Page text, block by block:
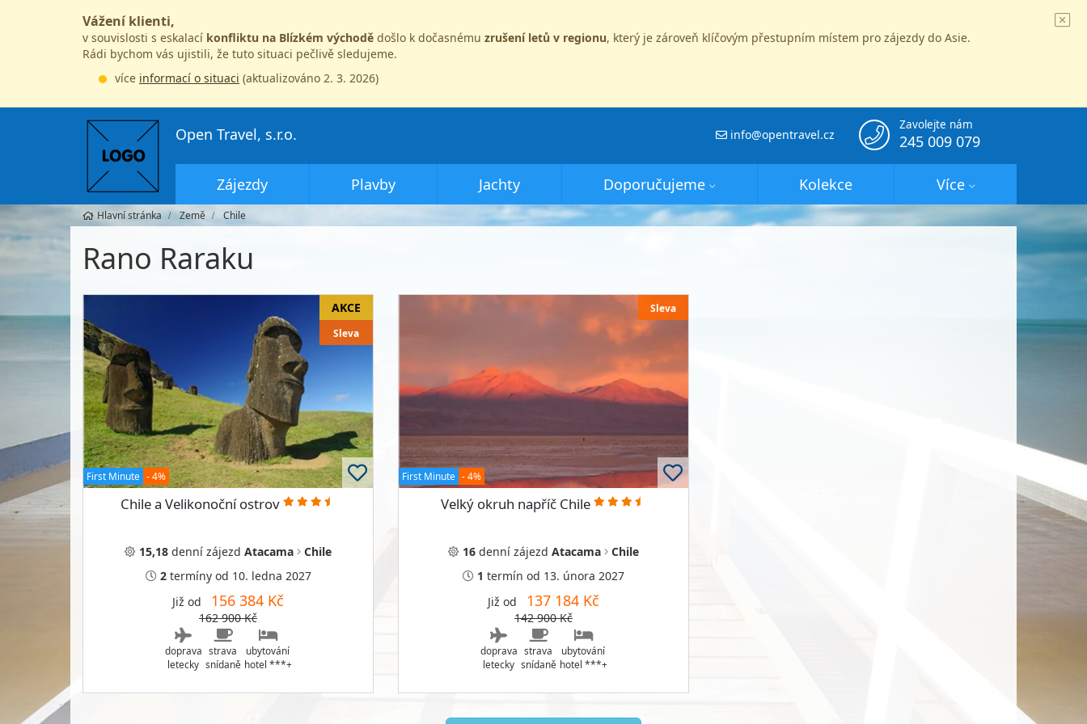
Vážení klienti,
v souvislosti s eskalací konfliktu na Blízkém východě došlo k dočasnému zrušení letů v regionu, který je zároveň klíčovým přestupním místem pro zájezdy do Asie.
Rádi bychom vás ujistili, že tuto situaci pečlivě sledujeme.
více informací o situaci (aktualizováno 2. 3. 2026)
Zavolejte nám
245 009 079
info@opentravel.cz
Open Travel, s.r.o.
Zájezdy Plavby Jachty Doporučujeme Kolekce Více
Hlavní stránka Země Chile
Rano Raraku
Sleva
First Minute - 4%
Chile a Velikonoční ostrov
15,18 denní zájezd Atacama
Chile
2termíny od 10. ledna 2027
Již od 156 384 Kč
162 900 Kč
doprava
letecky
strava
snídaně
ubytování
hotel ***+
Sleva
First Minute - 4%
Velký okruh napříč Chile
16 denní zájezd Atacama
Chile
1 termín od 13. února 2027
Již od 137 184 Kč
142 900 Kč
doprava
letecky
strava
snídaně
ubytování
hotel ***+